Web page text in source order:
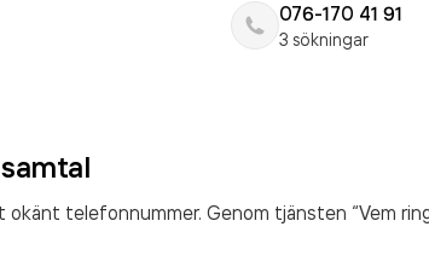
076-170 41 91
3 sökningar
telefonnummer. Genom tjänsten “Vem